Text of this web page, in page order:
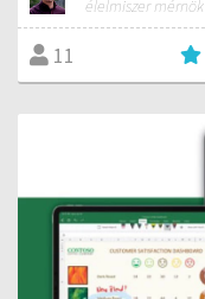
élelmiszer mérnök
11